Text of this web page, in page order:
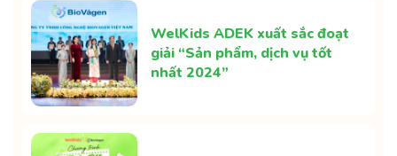
WelKids ADEK xuất sắc đoạt
giải “Sản phẩm, dịch vụ tốt
nhất 2024”